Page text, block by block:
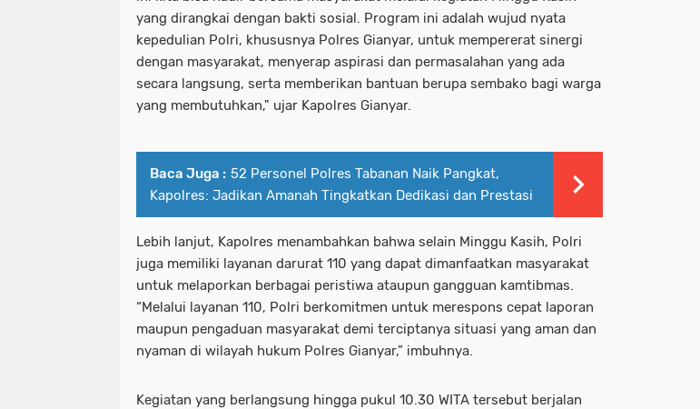
yang dirangkai dengan bakti sosial. Program ini adalah wujud nyata
kepedulian Polri, khususnya Polres Gianyar, untuk mempererat sinergi
dengan masyarakat, menyerap aspirasi dan permasalahan yang ada
secara langsung, serta memberikan bantuan berupa sembako bagi warga
yang membutuhkan," ujar Kapolres Gianyar.
Baca Juga : 52 Personel Polres Tabanan Naik Pangkat,
Kapolres: Jadikan Amanah Tingkatkan Dedikasi dan Prestasi
Lebih lanjut, Kapolres menambahkan bahwa selain Minggu Kasih, Polri
juga memiliki layanan darurat 110 yang dapat dimanfaatkan masyarakat
untuk melaporkan berbagai peristiwa ataupun gangguan kamtibmas.
“Melalui layanan 110, Polri berkomitmen untuk merespons cepat laporan
maupun pengaduan masyarakat demi terciptanya situasi yang aman dan
nyaman di wilayah hukum Polres Gianyar,” imbuhnya.
Kegiatan yang berlangsung hingga pukul 10.30 WITA tersebut berjalan